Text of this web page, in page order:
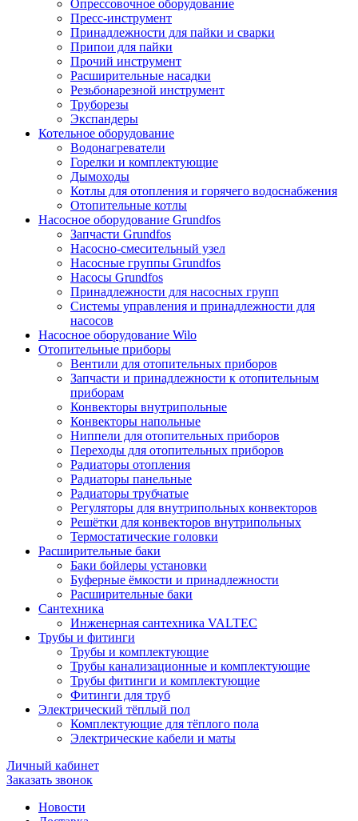
Опрессовочное оборудование
Пресс-инструмент
Принадлежности для пайки и сварки
Припои для пайки
Прочий инструмент
Расширительные насадки
Резьбонарезной инструмент
Труборезы
Экспандеры
Котельное оборудование
Водонагреватели
Горелки и комплектующие
Дымоходы
Котлы для отопления и горячего водоснабжения
Отопительные котлы
Насосное оборудование Grundfos
Запчасти Grundfos
Насосно-смесительный узел
Насосные группы Grundfos
Насосы Grundfos
Принадлежности для насосных групп
Системы управления и принадлежности для
насосов
Насосное оборудование Wilo
Отопительные приборы
Вентили для отопительных приборов
Запчасти и принадлежности к отопительным
приборам
Конвекторы внутрипольные
Конвекторы напольные
Ниппели для отопительных приборов
Переходы для отопительных приборов
Радиаторы отопления
Радиаторы панельные
Радиаторы трубчатые
Регуляторы для внутрипольных конвекторов
Решётки для конвекторов внутрипольных
Термостатические головки
Расширительные баки
Баки бойлеры установки
Буферные ёмкости и принадлежности
Расширительные баки
Сантехника
Инженерная сантехника VALTEC
Трубы и фитинги
Трубы и комплектующие
Трубы канализационные и комплектующие
Трубы фитинги и комплектующие
Фитинги для труб
Электрический тёплый пол
Комплектующие для тёплого пола
Электрические кабели и маты
Личный кабинет
Заказать звонок
Новости